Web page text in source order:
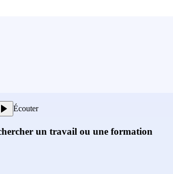
Écouter
un travail ou une formation